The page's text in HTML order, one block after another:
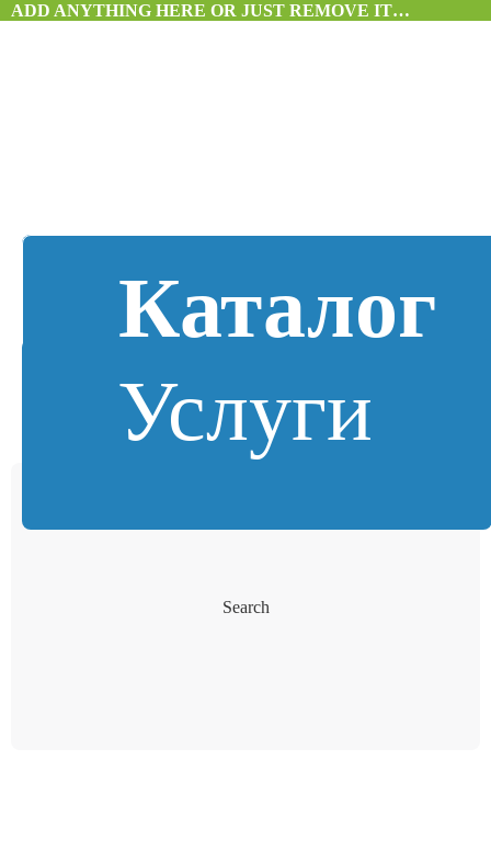
ADD ANYTHING HERE OR JUST REMOVE IT…
Каталог
Услуги
Search